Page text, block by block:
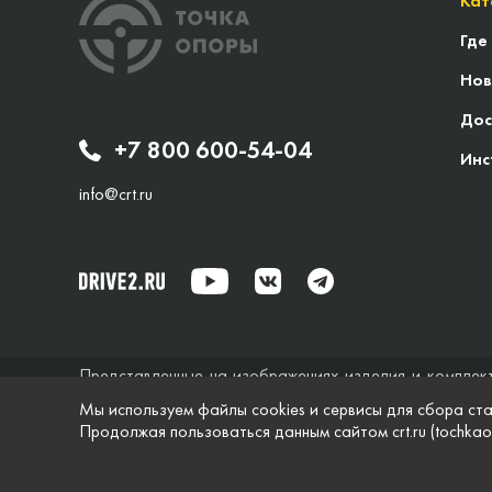
+7 800 600-54-04
info@crt.ru
Представленные на изображениях изделия и
исключительно справочный характер и ни при каких
не дает гарантий по поводу своевременности,
характеристики и комплектация изделий, указанные
Мы используем файлы cookies и сервисы для сбора
Продолжая пользоваться данным сайтом crt.ru